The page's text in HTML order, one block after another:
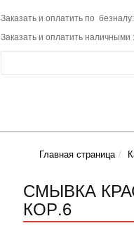
Заказать и оплатить по
Заказать и оплатить наличными
Главная страница
СМЫВКА
КОР.6